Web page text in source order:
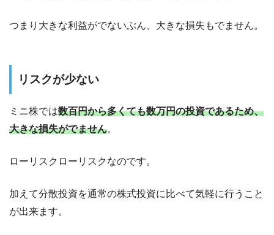
つまり大きな利益がでないぶん、大きな損失もでません。
リスクが少ない
ミニ株では数百円から多くても数万円の投資であるため、
大きな損失がでません。
ローリスクローリスクなのです。
加えて分散投資を通常の株式投資に比べて気軽に行うこと
が出来ます。